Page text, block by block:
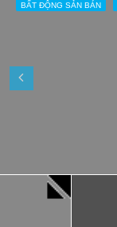
BẤT ĐỘNG SẢN BÁN